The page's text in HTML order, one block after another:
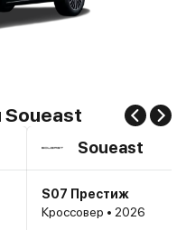
Soueast
S07 Престиж
Кроссовер • 2026